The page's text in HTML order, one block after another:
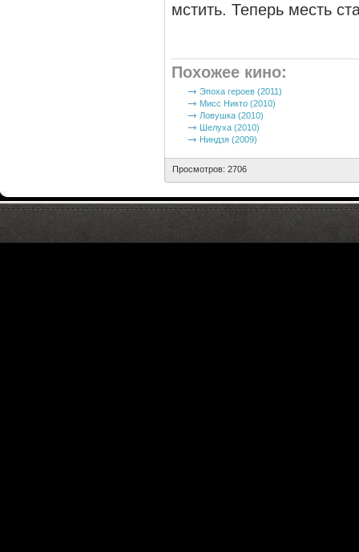
мстить. Теперь месть
Похожее кино:
Эпоха героев (2011)
Мисс Никто (2010)
Ловушка (2010)
Шелуха (2010)
Ниндзя (2009)
Просмотров: 2706